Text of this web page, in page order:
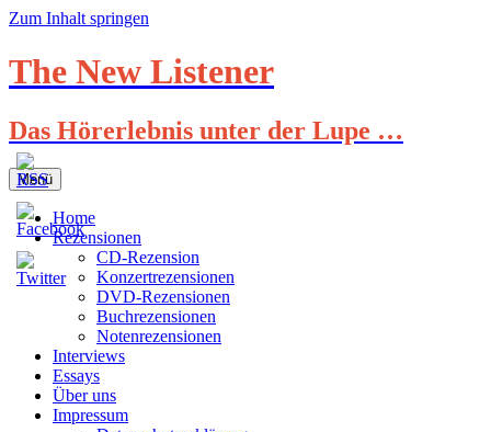
Zum Inhalt springen
The New Listener
Das Hörerlebnis unter der Lupe …
Menü
Home
Rezensionen
CD-Rezension
Konzertrezensionen
DVD-Rezensionen
Buchrezensionen
Notenrezensionen
Interviews
Essays
Über uns
Impressum